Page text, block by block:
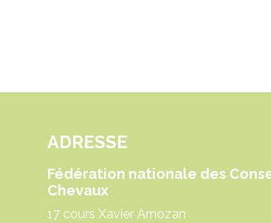
ADRESSE
Fédération nationale des
Chevaux
17 cours Xavier Arnozan